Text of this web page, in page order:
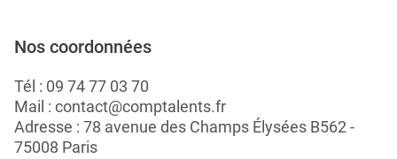
Nos coordonnées
Tél : 09 74 77 03 70
Mail : contact@comptalents.fr
Adresse : 78 avenue des Champs Élysées B562 -
75008 Paris